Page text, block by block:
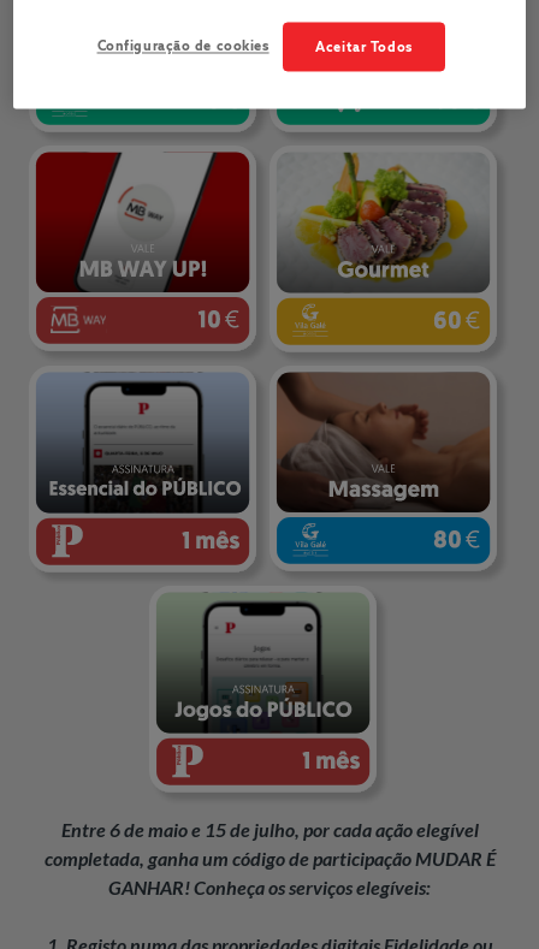
Entre 6 de maio e 15 de julho, por cada ação elegível
completada, ganha um código de participação MUDAR É
GANHAR!Conheça os serviços elegíveis:
1. Registo numa das propriedades digitais Fidelidade ou
Aceitar Todos
Configuração de cookies